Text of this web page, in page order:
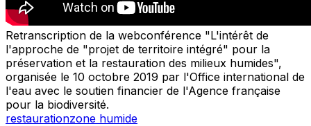
Retranscription de la webconférence "L'intérêt de
l'approche de "projet de territoire intégré" pour la
préservation et la restauration des milieux humides",
organisée le 10 octobre 2019 par l'Office international de
l'eau avec le soutien financier de l'Agence française
pour la biodiversité.
restaurationzone humide